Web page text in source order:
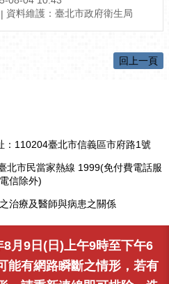
8月9日(日)上午9時至下午6
能有網路瞬斷之情形，若有
資料維護：臺北市政府衛生局
回上一頁
：110204臺北市信義區市府路1號
北市民當家熱線 1999(免付費電話服
信除外)
治療及醫師與病患之關係